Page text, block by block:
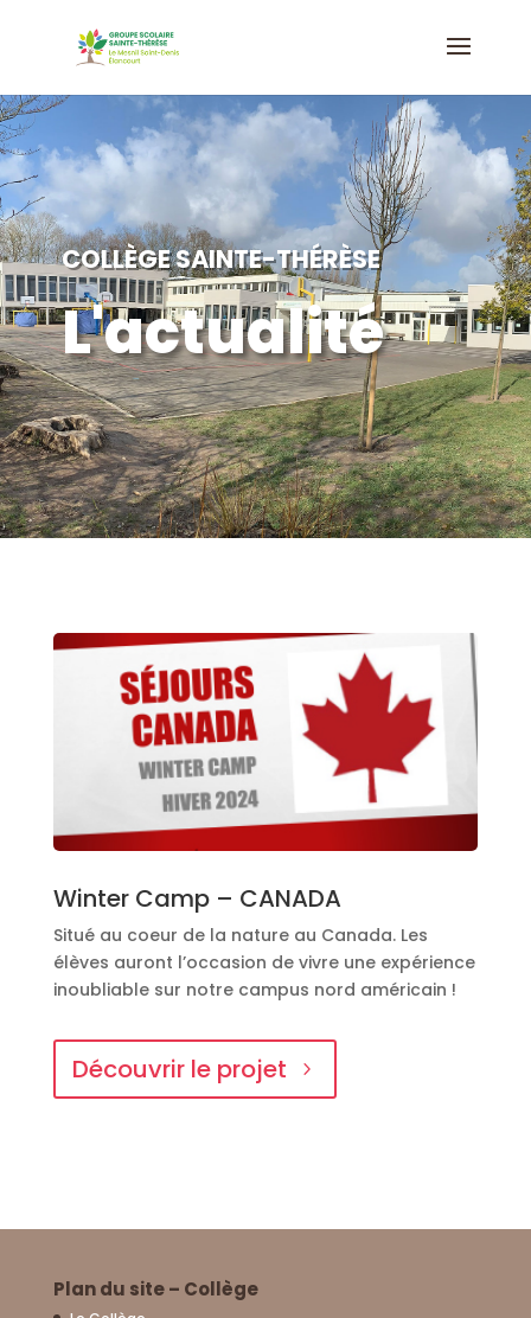
COLLÈGE SAINTE-THÉRÈSE
L'actualité
Winter Camp – CANADA
Situé au coeur de la nature au Canada. Les
élèves auront l’occasion de vivre une expérience
inoubliable sur notre campus nord américain !
Découvrir le projet
Plan du site – Collège